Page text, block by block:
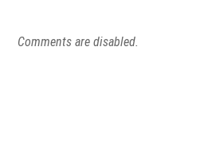
Comments are disabled.